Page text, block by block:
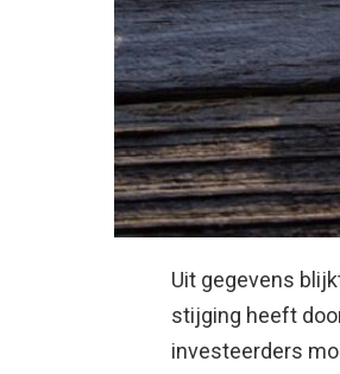
Uit gegevens
stijging heeft
investeerders